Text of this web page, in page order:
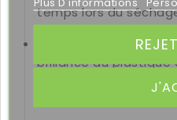
temps lors du
Améliore l'apparence
brillance au plastique